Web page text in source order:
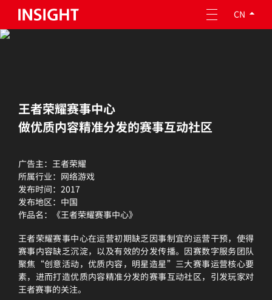
CN
专业服务
企业责任
投资者关系
王者荣耀赛事中心
做优质内容精准分发的赛事互动社区
广告主：王者荣耀
所属行业：网络游戏
发布时间：2017
发布地区：中国
作品名：《王者荣耀赛事中心》
王者荣耀赛事中心在运营初期缺乏因事制宜的运营干预，使得
赛事内容缺乏沉淀，以及有效的分发传播。因赛数字服务团队
聚焦“创意活动，优质内容，明星造星”三大赛事运营核心要
素，进而打造优质内容精准分发的赛事互动社区，引发玩家对
王者赛事的关注。